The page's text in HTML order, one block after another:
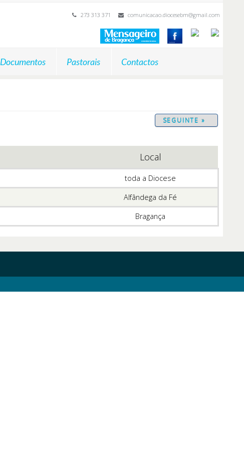
273 313 371 comunicacao.diocesebm@gmail.com
Documentos Pastorais Contactos
SEGUINTE »
Local
toda a Diocese
Alfândega da Fé
Bragança